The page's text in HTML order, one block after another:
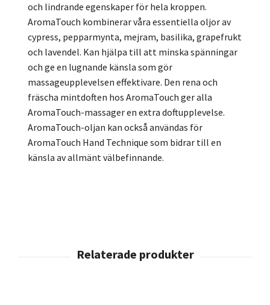
och lindrande egenskaper för hela kroppen.
AromaTouch kombinerar våra essentiella oljor av
cypress, pepparmynta, mejram, basilika, grapefrukt
och lavendel. Kan hjälpa till att minska spänningar
och ge en lugnande känsla som gör
massageupplevelsen effektivare. Den rena och
fräscha mintdoften hos AromaTouch ger alla
AromaTouch-massager en extra doftupplevelse.
AromaTouch-oljan kan också användas för
AromaTouch Hand Technique som bidrar till en
känsla av allmänt välbefinnande.